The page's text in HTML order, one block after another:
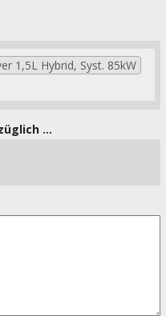
Toyota Yaris 5-Türer Teamplayer 1,5L Hybrid, Syst. 85kW
...